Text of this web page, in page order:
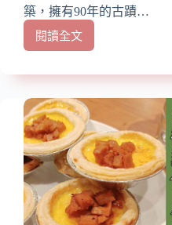
築，擁有90年的古蹟…
閱讀全文
【高
咖
廳】
『路
易
莎
咖
啡
中